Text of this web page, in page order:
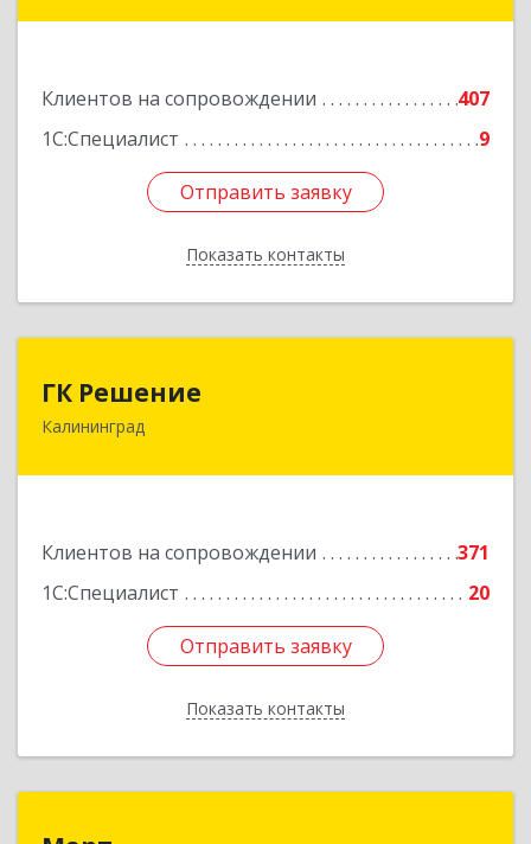
Клиентов на сопровождении
407
1С:Специалист
9
Отправить заявку
Показать контакты
Отправить заявку
Назад
ГК Решение
Калининград
Клиентов на сопровождении
371
1С:Специалист
20
Отправить заявку
Показать контакты
236038, Калининградская обл, Калининград г,
Отправить заявку
Назад